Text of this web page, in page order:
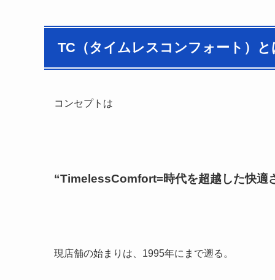
TC（タイムレスコンフォート）と
コンセプトは
“TimelessComfort=時代を超越した快適
現店舗の始まりは、1995年にまで遡る。